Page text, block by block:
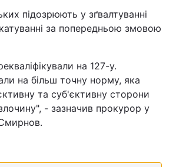
підозрюють у зґвалтуванні
за попередньою змовою
на 127-у.
на більш точну норму, яка
та суб'єктивну сторони
- зазначив прокурор у